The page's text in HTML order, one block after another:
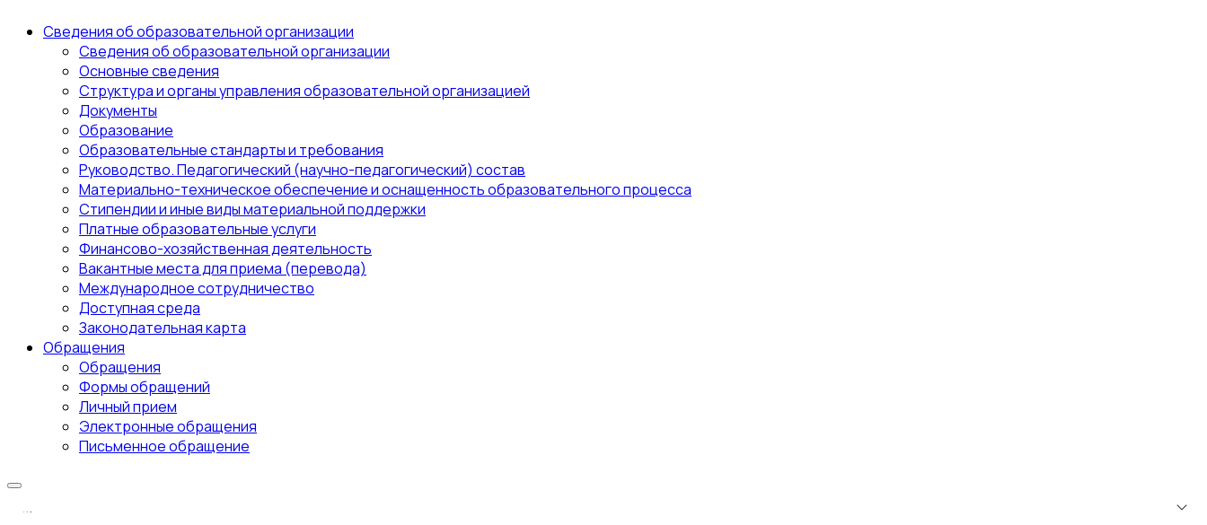
Сведения об образовательной организации
Сведения об образовательной организации
Основные сведения
Структура и органы управления образовательной организацией
Документы
Образование
Образовательные стандарты и требования
Руководство. Педагогический (научно-педагогический) состав
Материально-техническое обеспечение и оснащенность образовательного процесса
Стипендии и иные виды материальной поддержки
Платные образовательные услуги
Финансово-хозяйственная деятельность
Вакантные места для приема (перевода)
Международное сотрудничество
Доступная среда
Законодательная карта
Обращения
Обращения
Формы обращений
Личный прием
Электронные обращения
Письменное обращение
...